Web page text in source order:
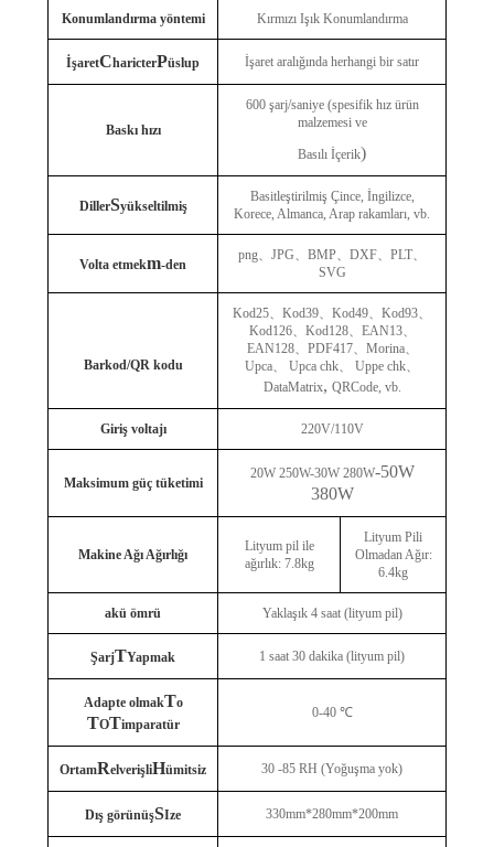
Konumlandırma yöntemi Kırmızı Işık Konumlandırma
İşaretCharicterPüslup İşaret aralığında herhangi bir satır
Baskı hızı
600 şarj/saniye (spesifik hız ürün
malzemesi ve
Basılı İçerik)
DillerSyükseltilmiş
Basitleştirilmiş Çince, İngilizce,
Korece, Almanca, Arap rakamları, vb.
Volta etmekm-den
png、 JPG、 BMP、 DXF、 PLT、
SVG
Barkod/QR kodu
Kod25、 Kod39、 Kod49、 Kod93、
Kod126、 Kod128、 EAN13、
EAN128、 PDF417、 Morina、
Upca、 Upca chk、 Uppe chk、
DataMatrix, QRCode, vb.
Giriş voltajı 220V/110V
Maksimum güç tüketimi
20W 250W-30W 280W-50W
380W
Makine Ağı Ağırlığı
Lityum pil ile
ağırlık: 7.8kg
Lityum Pili
Olmadan Ağır:
6.4kg
akü ömrü Yaklaşık 4 saat (lityum pil)
ŞarjTYapmak 1 saat 30 dakika (lityum pil)
Adapte olmakTo
TOTimparatür
0-40 ℃
OrtamRelverişliHümitsiz 30 -85 RH (Yoğuşma yok)
Dış görünüşSIze 330mm*280mm*200mm